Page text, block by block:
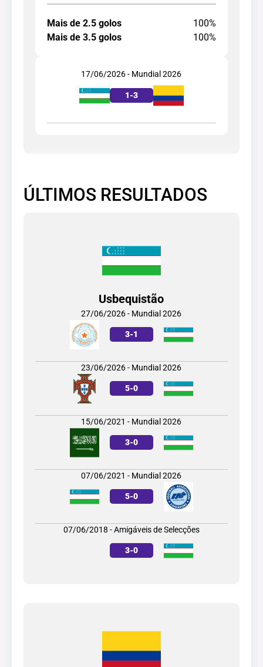
Mais de 2.5 golos
100%
Mais de 3.5 golos
100%
17/06/2026 - Mundial 2026
1-3
ÚLTIMOS RESULTADOS
Usbequistão
27/06/2026 - Mundial 2026
3-1
23/06/2026 - Mundial 2026
5-0
15/06/2021 - Mundial 2026
3-0
07/06/2021 - Mundial 2026
5-0
07/06/2018 - Amigáveis de Selecções
3-0